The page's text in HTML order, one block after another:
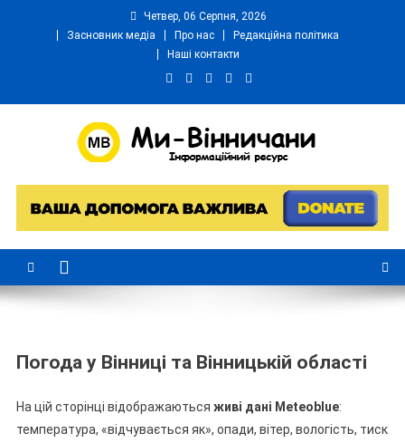
Четвер, 06 Серпня, 2026
Засновник медіа
Про нас
Редакційна політика
Наші контакти
Ми Вінничани
Погода у Вінниці та Вінницькій області
На цій сторінці відображаються живі дані Meteoblue:
температура, «відчувається як», опади, вітер, вологість, тиск